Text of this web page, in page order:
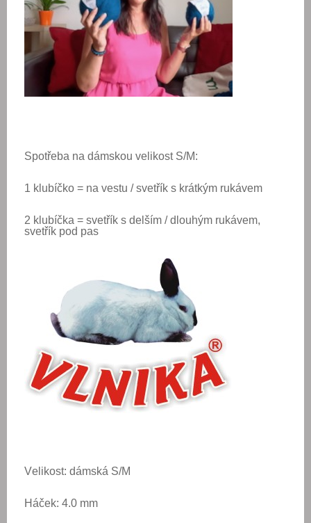
Spotřeba na dámskou velikost S/M:
1 klubíčko = na vestu / svetřík s krátkým rukávem
2 klubíčka = svetřík s delším / dlouhým rukávem,
svetřík pod pas
Velikost: dámská S/M
Háček: 4.0 mm